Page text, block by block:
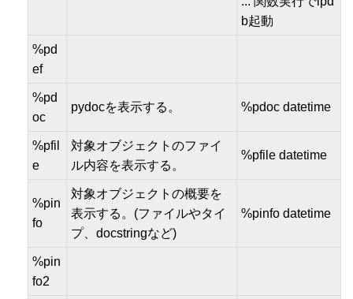
b起動
%pd
ef
%pd
oc
pydocを表示する。 %pdoc datetime
%pfil
e
対象オブジェクトのファイ
ル内容を表示する。
%pfile datetime
%pin
fo
対象オブジェクトの概要を
表示する。(ファイルやタイ
プ、docstringなど)
%pinfo datetime
%pin
fo2